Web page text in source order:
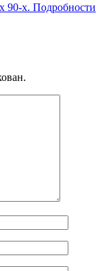
90-х. Подробности